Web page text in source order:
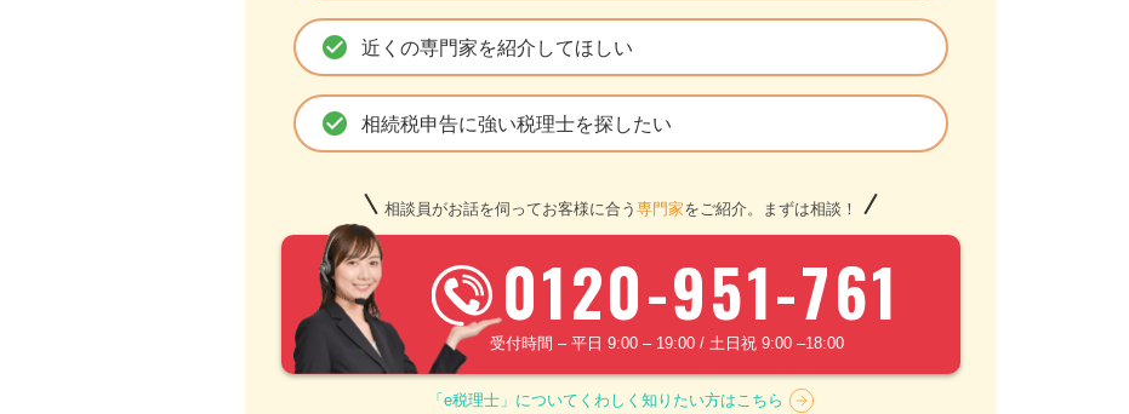
check_circle 近くの専門家を紹介してほしい
check_circle 相続税申告に強い税理士を探したい
相談員がお話を伺ってお客様に合う専門家をご紹介。まずは相談！
0120-951-761
受付時間 – 平日 9:00 – 19:00 / 土日祝 9:00 –18:00
「e税理士」についてくわしく知りたい方はこちら